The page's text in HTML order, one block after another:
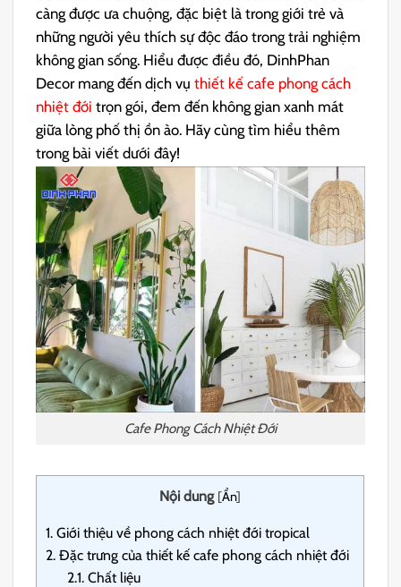
càng được ưa chuộng, đặc biệt là trong giới trẻ và
những người yêu thích sự độc đáo trong trải nghiệm
không gian sống. Hiểu được điều đó, DinhPhan
Decor mang đến dịch vụthiết kế cafe phong cách
nhiệt đới trọn gói, đem đến không gian xanh mát
giữa lòng phố thị ồn ào. Hãy cùng tìm hiểu thêm
trong bài viết dưới đây!
Cafe Phong Cách Nhiệt Đới
Nội dung [Ẩn]
1. Giới thiệu về phong cách nhiệt đới tropical
2. Đặc trưng của thiết kế cafe phong cách nhiệt đới
2.1. Chất liệu